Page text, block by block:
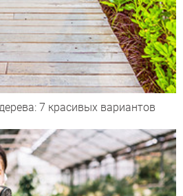
7 красивых вариантов